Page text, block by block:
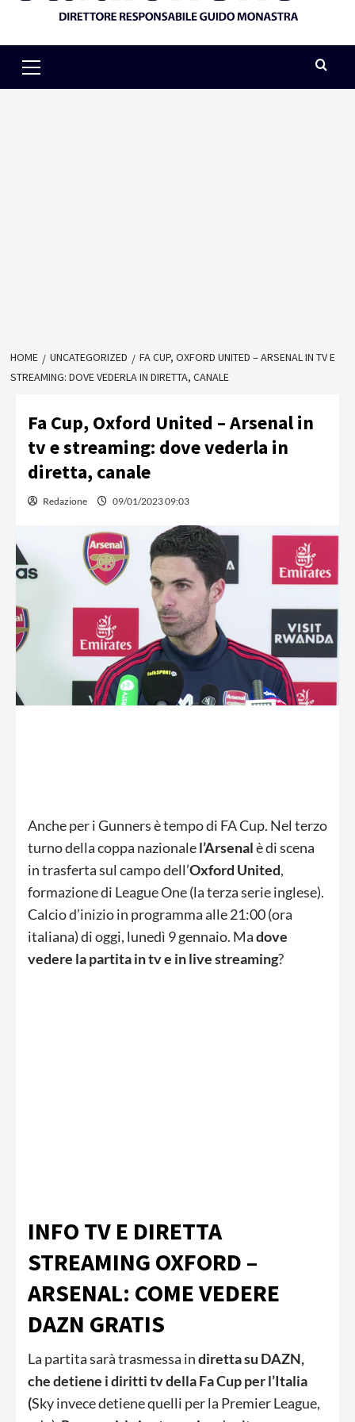
Menu
HOME UNCATEGORIZED
FA CUP, OXFORD UNITED – ARSENAL IN TV E
STREAMING: DOVE VEDERLA IN DIRETTA, CANALE
Fa Cup, Oxford United – Arsenal in
tv e streaming: dove vederla in
diretta, canale
Redazione 09/01/2023 09:03
Anche per i Gunners è tempo di FA Cup. Nel terzo
turno della coppa nazionalel’Arsenalè di scena
in trasferta sul campo dell’Oxford United,
formazione di League One (la terza serie inglese).
Calcio d’inizio in programma alle 21:00 (ora
italiana) di oggi, lunedì 9 gennaio. Madove
vedere la partita in tv e in live streaming?
INFO TV E DIRETTA
STREAMING OXFORD –
ARSENAL: COME VEDERE
DAZN GRATIS
La partita sarà trasmessa indirettasu DAZN,
che detiene i diritti tv della Fa Cup per l’Italia
(Sky invece detiene quelli per la Premier League,